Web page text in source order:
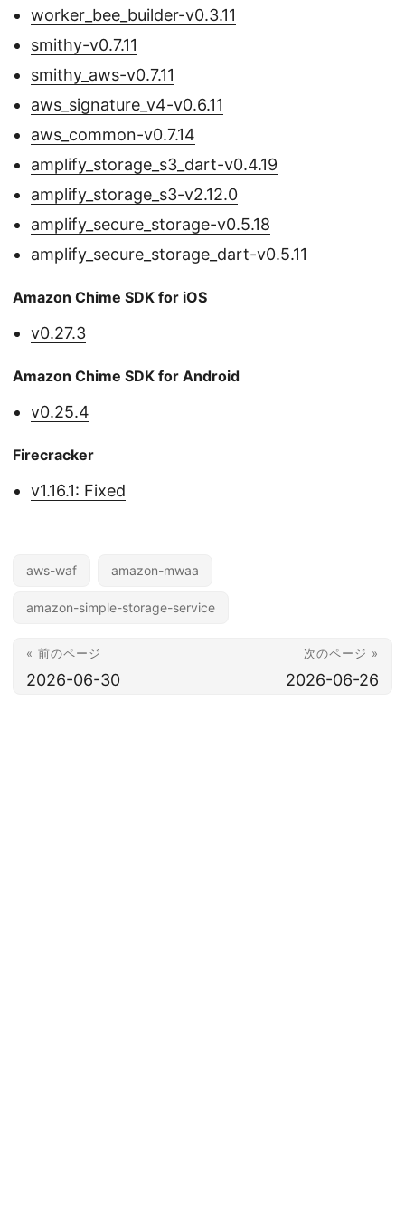
worker_bee_builder-v0.3.11
smithy-v0.7.11
smithy_aws-v0.7.11
aws_signature_v4-v0.6.11
aws_common-v0.7.14
amplify_storage_s3_dart-v0.4.19
amplify_storage_s3-v2.12.0
amplify_secure_storage-v0.5.18
amplify_secure_storage_dart-v0.5.11
Amazon Chime SDK for iOS
v0.27.3
Amazon Chime SDK for Android
v0.25.4
Firecracker
v1.16.1: Fixed
aws-waf amazon-mwaa
amazon-simple-storage-service
« 前のページ
2026-06-30
次のページ »
2026-06-26